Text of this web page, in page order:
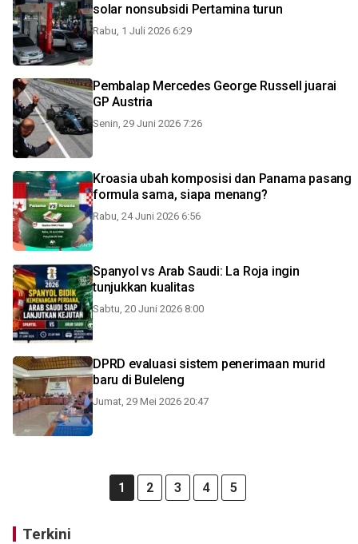
solar nonsubsidi Pertamina turun
Rabu, 1 Juli 2026 6:29
Pembalap Mercedes George Russell juarai
GP Austria
Senin, 29 Juni 2026 7:26
Kroasia ubah komposisi dan Panama pasang
formula sama, siapa menang?
Rabu, 24 Juni 2026 6:56
Spanyol vs Arab Saudi: La Roja ingin
tunjukkan kualitas
Sabtu, 20 Juni 2026 8:00
DPRD evaluasi sistem penerimaan murid
baru di Buleleng
Jumat, 29 Mei 2026 20:47
1 2 3 4 5
Terkini